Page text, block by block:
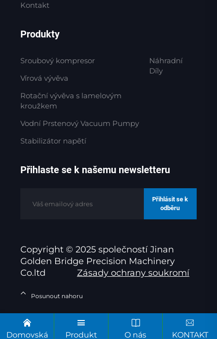
Kontakt
Produkty
Sroubový kompresor
Vírová vývěva
Rotační vývěva s lamelovým
kroužkem
Vodní Prstenový Vacuum Pumpy
Stabilizátor napětí
Náhradní
Díly
Přihlaste se k našemu newsletteru
Přihlásit se k
odběru
Copyright © 2025 společností Jinan
Golden Bridge Precision Machinery
Co.ltd
Zásady ochrany soukromí
Posunout nahoru
Domovská Produkt O nás KONTAKT